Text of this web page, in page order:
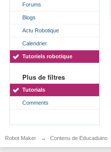
Forums
Blogs
Actu Robotique
Calendrier
Tutoriels robotique
Plus de filtres
Tutorials
Comments
Robot Maker → Contenu de Educaduino